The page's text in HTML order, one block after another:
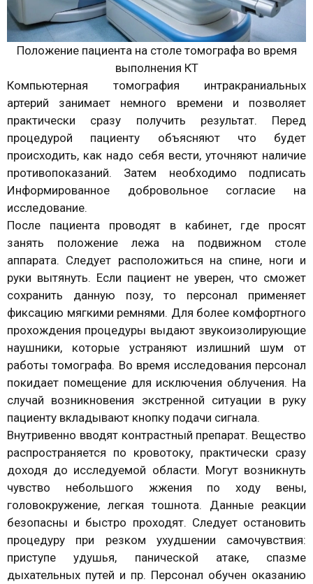
Положение пациента на столе томографа во время
выполнения КТ
Компьютерная томография интракраниальных
артерий занимает немного времени и позволяет
практически сразу получить результат. Перед
процедурой пациенту объясняют что будет
происходить, как надо себя вести, уточняют наличие
противопоказаний. Затем необходимо подписать
Информированное добровольное согласие на
исследование.
После пациента проводят в кабинет, где просят
занять положение лежа на подвижном столе
аппарата. Следует расположиться на спине, ноги и
руки вытянуть. Если пациент не уверен, что сможет
сохранить данную позу, то персонал применяет
фиксацию мягкими ремнями. Для более комфортного
прохождения процедуры выдают звукоизолирующие
наушники, которые устраняют излишний шум от
работы томографа. Во время исследования персонал
покидает помещение для исключения облучения. На
случай возникновения экстренной ситуации в руку
пациенту вкладывают кнопку подачи сигнала.
Внутривенно вводят контрастный препарат. Вещество
распространяется по кровотоку, практически сразу
доходя до исследуемой области. Могут возникнуть
чувство небольшого жжения по ходу вены,
головокружение, легкая тошнота. Данные реакции
безопасны и быстро проходят. Следует остановить
процедуру при резком ухудшении самочувствия:
приступе удушья, панической атаке, спазме
дыхательных путей и пр. Персонал обучен оказанию